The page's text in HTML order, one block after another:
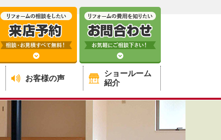
お客様の声
ショールーム
紹介